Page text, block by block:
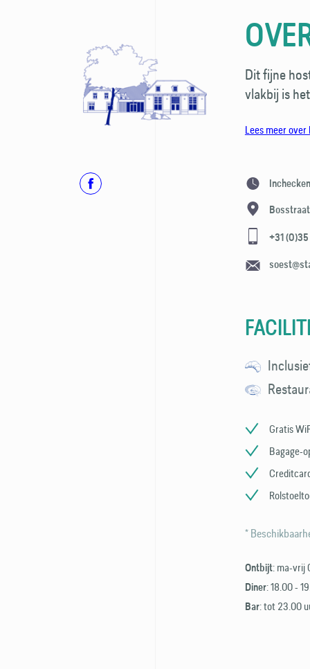
Dit fijne
vlakbij is
Lees meer
+31
Gratis
Bagage-
*
Ontbijt: ma-vrij
Diner: 18.00 -
Bar: tot 23.00